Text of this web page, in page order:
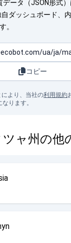
ータ（JSON形式）
ダッシュボード、
。
コピー
により、当社の利用規約
ります。
ャ州の他